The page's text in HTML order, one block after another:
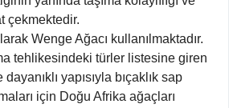
çekmektedir.
Wenge Ağacı kullanılmaktadır.
tehlikesindeki türler listesine giren
yapısıyla bıçaklık sap
için Doğu Afrika ağaçları